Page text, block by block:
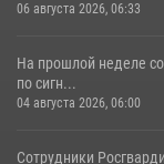
06 августа 2026, 06:33
На прошлой неделе
по сигн...
04 августа 2026, 06:00
Сотрудники